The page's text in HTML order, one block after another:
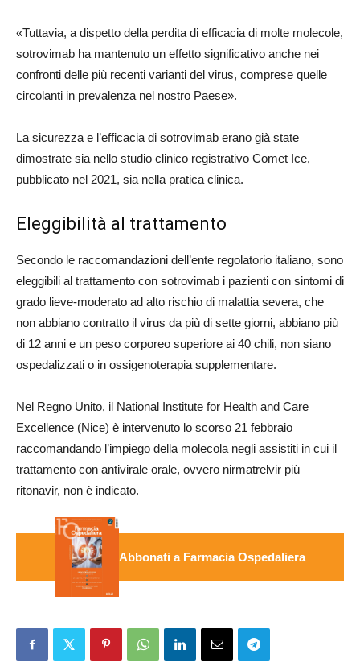
«Tuttavia, a dispetto della perdita di efficacia di molte molecole,
sotrovimab ha mantenuto un effetto significativo anche nei
confronti delle più recenti varianti del virus, comprese quelle
circolanti in prevalenza nel nostro Paese».
La sicurezza e l’efficacia di sotrovimab erano già state
dimostrate sia nello studio clinico registrativo Comet Ice,
pubblicato nel 2021, sia nella pratica clinica.
Eleggibilità al trattamento
Secondo le raccomandazioni dell’ente regolatorio italiano, sono
eleggibili al trattamento con sotrovimab i pazienti con sintomi di
grado lieve-moderato ad alto rischio di malattia severa, che
non abbiano contratto il virus da più di sette giorni, abbiano più
di 12 anni e un peso corporeo superiore ai 40 chili, non siano
ospedalizzati o in ossigenoterapia supplementare.
Nel Regno Unito, il National Institute for Health and Care
Excellence (Nice) è intervenuto lo scorso 21 febbraio
raccomandando l’impiego della molecola negli assistiti in cui il
trattamento con antivirale orale, ovvero nirmatrelvir più
ritonavir, non è indicato.
Abbonati a Farmacia Ospedaliera